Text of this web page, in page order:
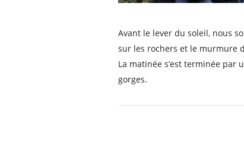
Avant le lever du soleil, nous
sur les rochers et le murmure
La matinée s’est terminée
gorges.